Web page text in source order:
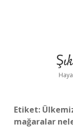
Etiket:
mağaralar